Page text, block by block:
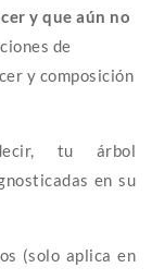
y que aún no
de
y composición
tu árbol
en su
(solo aplica en